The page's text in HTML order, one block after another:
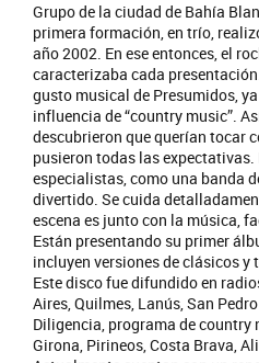
Grupo de la ciudad de Bahía
primera formación, en trío,
año 2002. En ese entonces, el
caracterizaba cada
gusto musical de Presumidos,
influencia de “country music”.
descubrieron que querían tocar
pusieron todas las
especialistas, como una banda
divertido. Se cuida
escena es junto con la música,
Están presentando su primer
incluyen versiones de clásicos y
Este disco fue difundido en
Aires, Quilmes, Lanús, San
Diligencia, programa de country
Girona, Pirineos, Costa Brava,